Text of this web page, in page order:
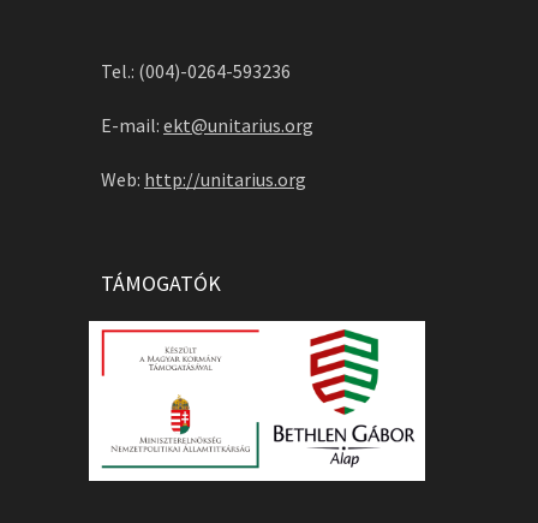
Tel.: (004)-0264-593236
E-mail: ekt@unitarius.org
Web: http://unitarius.org
TÁMOGATÓK